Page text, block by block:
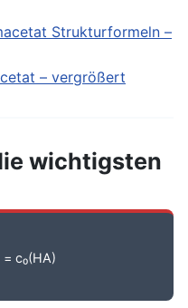
wichtigsten
= c₀(HA)